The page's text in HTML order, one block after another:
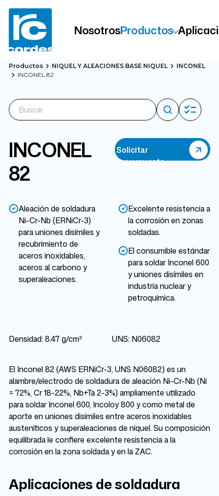
NosotrosProductos
Productos NIQUEL Y ALEACIONES BASE NIQUEL
INCONEL
INCONEL 82
INCONEL
82
Aleación de soldadura
Ni-Cr-Nb (ERNiCr-3)
para uniones disímiles y
recubrimiento de
aceros inoxidables,
aceros al carbono y
superaleaciones.
Excelente resistencia a
la corrosión en zonas
soldadas.
El consumible estándar
para soldar Inconel 600
y uniones disímiles en
industria nuclear y
petroquímica.
Densidad: 8.47 g/cm³ UNS: N06082
Solicitar
presupuesto
El Inconel 82 (AWS ERNiCr-3, UNS N06082) es un
alambre/electrodo de soldadura de aleación Ni-Cr-Nb (Ni
≈ 72%, Cr 18-22%, Nb+Ta 2-3%) ampliamente utilizado
para soldar Inconel 600, Incoloy 800 y como metal de
aporte en uniones disímiles entre aceros inoxidables
austeníticos y superaleaciones de níquel. Su composición
equilibrada le confiere excelente resistencia a la
corrosión en la zona soldada y en la ZAC.
Aplicaciones de soldadura